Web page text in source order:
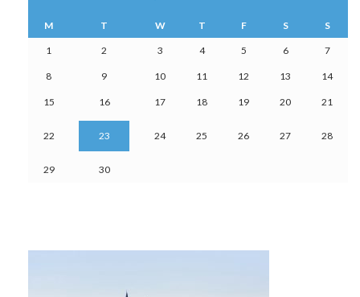
M T W T F S S
1 2 3 4 5 6 7
8 9 10 11 12 13 14
15 16 17 18 19 20 21
22 23 24 25 26 27 28
29 30